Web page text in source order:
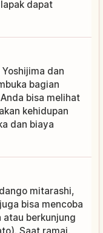
dapat
dan
bagian
bisa melihat
kehidupan
dan biaya
mitarashi,
bisa mencoba
atau berkunjung